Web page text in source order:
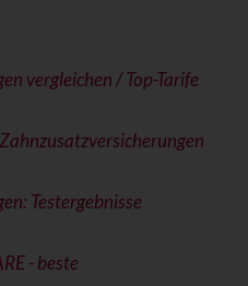
vergleichen / Top-Tarife
Testergebnisse
- beste